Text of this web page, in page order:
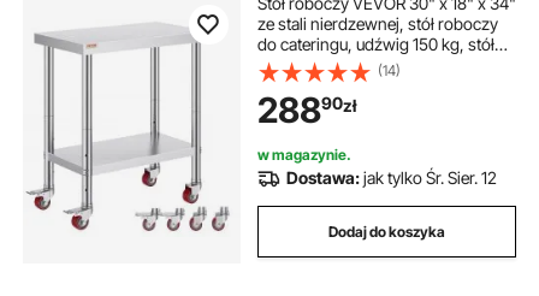
ze stali nierdzewnej, stół roboczy
do cateringu, udźwig 150 kg, stół
do przygotowywania żywności,
komercyjny stół roboczy do kuchni,
baru i restauracji, 4 regulowane
nóżki
(14)
28890zł
w magazynie.
Dostawa:jak tylko Śr. Sier. 12
Dodaj do koszyka